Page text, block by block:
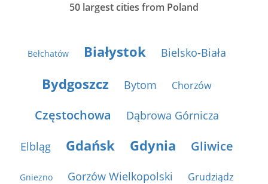
50 largest cities from Poland
Bełchatów Białystok Bielsko-Biała
Bydgoszcz Bytom Chorzów
Częstochowa Dąbrowa Górnicza
Elbląg Gdańsk Gdynia Gliwice
Gniezno Gorzów Wielkopolski Grudziądz